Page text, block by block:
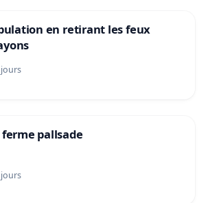
en retirant les feux
pallsade